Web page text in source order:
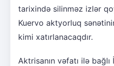
tarixində silinməz izlər
Kuervo aktyorluq
kimi xatırlanacaqdır.
Aktrisanın vəfatı ilə bağlı